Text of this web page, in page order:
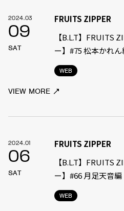
2024.03
09
SAT
WEB
FRUITS ZIPPER
【B.L.T】FRUITS
ー】#75 松本かれん
VIEW MORE
2024.01
06
SAT
WEB
FRUITS ZIPPER
【B.L.T】FRUITS
ー】#66 月足天音編